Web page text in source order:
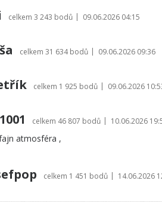
celkem 3 243 bodů | 09.06.2026 04:15
celkem 31 634 bodů | 09.06.2026 09:36
celkem 1 925 bodů | 09.06.2026
celkem 46 807 bodů | 10.06.2026
atmosféra ,
celkem 1 451 bodů | 14.06.2026